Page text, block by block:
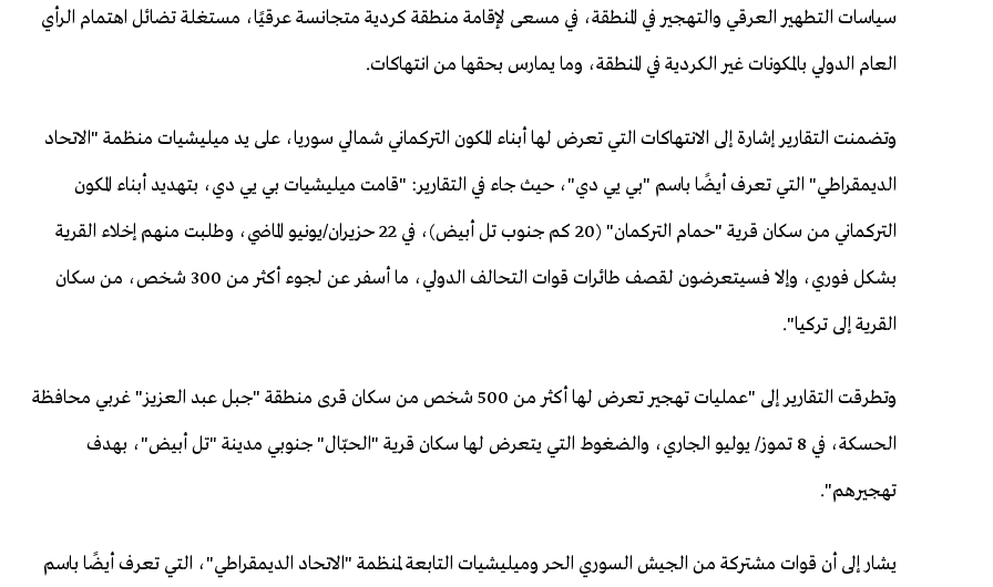
سياسات التطهير العرقي والتهجير في المنطقة، في مسعى لإقامة منطقة كردية متجانسة عرقيًا، مستغلة تضائل اهتمام الرأي
العام الدولي بالمكونات غير الكردية في المنطقة، وما يمارس بحقها من انتهاكات.
وتضمنت التقارير إشارة إلى الانتهاكات التي تعرض لها أبناء المكون التركماني شمالي سوريا، على يد ميليشيات منظمة "الاتحاد
الديمقراطي" التي تعرف أيضًا باسم "بي يي دي"، حيث جاء في التقارير: "قامت ميليشيات بي يي دي، بتهديد أبناء المكون
التركماني من سكان قرية "حمام التركمان" (20 كم جنوب تل أبيض)، في 22 حزيران/يونيو الماضي، وطلبت منهم إخلاء القرية
بشكل فوري، وإلا فسيتعرضون لقصف طائرات قوات التحالف الدولي، ما أسفر عن لجوء أكثر من 300 شخص، من سكان
القرية إلى تركيا".
وتطرقت التقارير إلى "عمليات تهجير تعرض لها أكثر من 500 شخص من سكان قرى منطقة "جبل عبد العزيز" غربي محافظة
الحسكة، في 8 تموز/ يوليو الجاري، والضغوط التي يتعرض لها سكان قرية "الحبّال" جنوبي مدينة "تل أبيض"، بهدف
تهجيرهم".
يشار إلى أن قوات مشتركة من الجيش السوري الحر وميليشيات التابعة لمنظمة "الاتحاد الديمقراطي"، التي تعرف أيضًا باسم